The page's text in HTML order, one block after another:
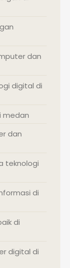
dan
digital di
medan
dan
teknologi
di
di
digital di